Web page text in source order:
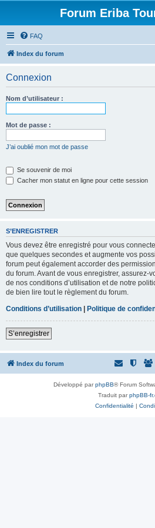
Forum Eriba
FAQ
Index du forum
Connexion
Nom d’utilisateur :
Mot de passe :
J’ai oublié mon mot de passe
Se souvenir de moi
Cacher mon statut en ligne pour cette session
S’ENREGISTRER
Vous devez être enregistré pour vous
que quelques secondes et augmente vos
forum peut également accorder des
du forum. Avant de vous enregistrer, assurez-
de nos conditions d’utilisation et de notre
de bien lire tout le règlement du forum.
Conditions d’utilisation | Politique de
S’enregistrer
Index du forum
Développé parphpBB® Forum
Traduit parphpBB-
Confidentialité |